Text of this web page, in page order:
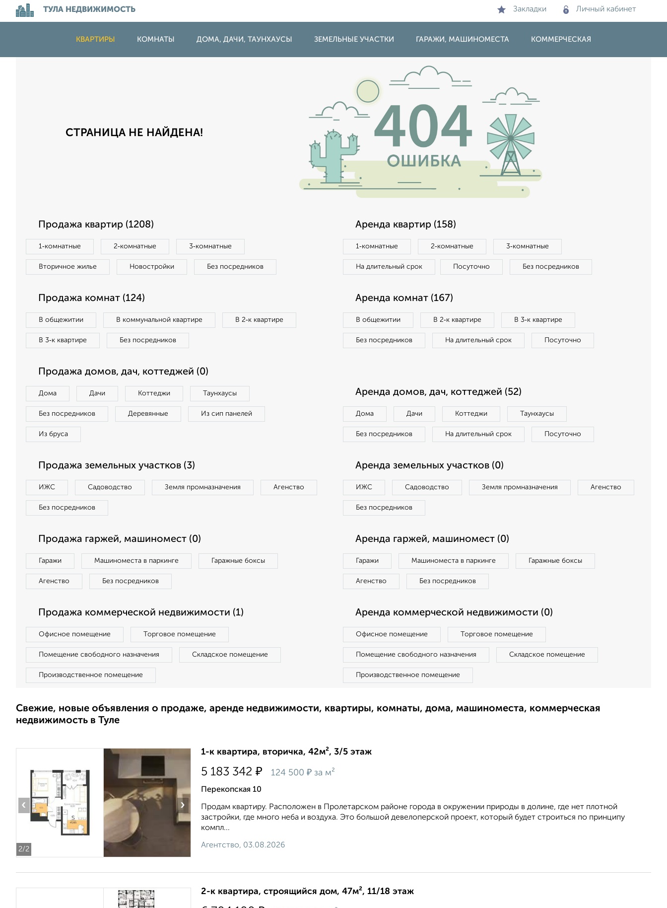
ТУЛА НЕДВИЖИМОСТЬ Закладки Личный кабинет
КВАРТИРЫ КОМНАТЫ ДОМА, ДАЧИ, ТАУНХАУСЫ ЗЕМЕЛЬНЫЕ УЧАСТКИ ГАРАЖИ, МАШИНОМЕСТА КОММЕРЧЕСКАЯ
СТРАНИЦА НЕ НАЙДЕНА!
Продажа квартир (1208)
1‑комнатные 2‑комнатные 3‑комнатные
Вторичное жилье Новостройки Без посредников
Аренда квартир (158)
1‑комнатные 2‑комнатные 3‑комнатные
На длительный срок Посуточно Без посредников
Продажа комнат (124)
В общежитии В коммунальной квартире В 2‑к квартире
В 3‑к квартире Без посредников
Аренда комнат (167)
В общежитии В 2‑к квартире В 3‑к квартире
Без посредников На длительный срок Посуточно
Продажа домов, дач, коттеджей (0)
Дома Дачи Коттеджи Таунхаусы
Без посредников Деревянные Из сип панелей
Из бруса
Аренда домов, дач, коттеджей (52)
Дома Дачи Коттеджи Таунхаусы
Без посредников На длительный срок Посуточно
Продажа земельных участков (3)
ИЖС Садоводство Земля промназначения Агенство
Без посредников
Аренда земельных участков (0)
ИЖС Садоводство Земля промназначения Агенство
Без посредников
Продажа гаржей, машиномест (0)
Гаражи Машиноместа в паркинге Гаражные боксы
Агенство Без посредников
Аренда гаржей, машиномест (0)
Гаражи Машиноместа в паркинге Гаражные боксы
Агенство Без посредников
Продажа коммерческой недвижимости (1)
Офисное помещение Торговое помещение
Помещение свободного назначения Складское помещение
Производственное помещение
Аренда коммерческой недвижимости (0)
Офисное помещение Торговое помещение
Помещение свободного назначения Складское помещение
Производственное помещение
Свежие, новые объявления о продаже, аренде недвижимости, квартиры, комнаты, дома, машиноместа, коммерческая
недвижимость в Туле
2/2
‹ ›
1-к квартира, вторичка, 42м², 3/5 этаж
5 183 342 ₽ 124 500 ₽ за м²
Перекопская 10
Продам квартиру. Расположен в Пролетарском районе города в окружении природы в долине, где нет плотной
застройки, где много неба и воздуха. Это большой девелоперской проект, который будет строиться по принципу
компл...
Агентство, 03.08.2026
2-к квартира, строящийся дом, 47м², 11/18 этаж